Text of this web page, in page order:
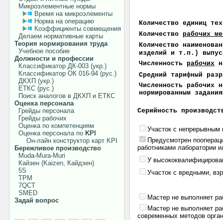
Микроэлементные нормы
Время на микроэлементы
Норма на операцию
Коэффициенты совмещения
Делаем нормативные карты
Теория нормирования труда
Учебное пособие
Должности и профессии
Классификатор ДК-003 (укр.)
Классификатор ОК 016-94 (рус.)
ДКХП (укр.)
ЕТКС (рус.)
Поиск аналогов в ДКХП и ЕТКС
Оценка персонала
Грейды персонала
Грейды рабочих
Оценка по компетенциям
Оценка персонала по KPI
Он-лайн конструктор карт KPI
Бережливое производство
Muda-Mura-Muri
Кайзен (Kaizen, Кайдзен)
5S
TPM
7QCT
SMED
Задай вопрос
Количество единиц
Количество рабочих
Количество
изделий и т.п.)
Численность рабочих
Средний тарифный
Численность рабочих
нормированным
Серийность
Участок с непрерывным
Предусмотрен
работниками лаборатории
У
Участок с вредными,
Мастер не выполняет
Мастер не выполняет
современных методов